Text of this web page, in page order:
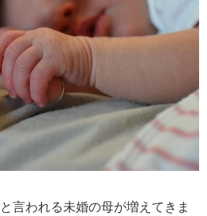
言われる未婚の母が増えてきま